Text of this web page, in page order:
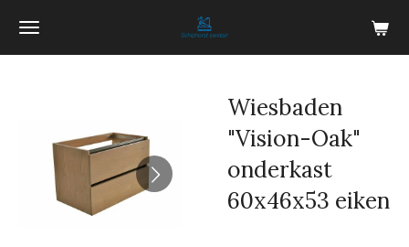
Ga
Wiesbaden
"Vision-Oak"
onderkast
60x46x53 eiken